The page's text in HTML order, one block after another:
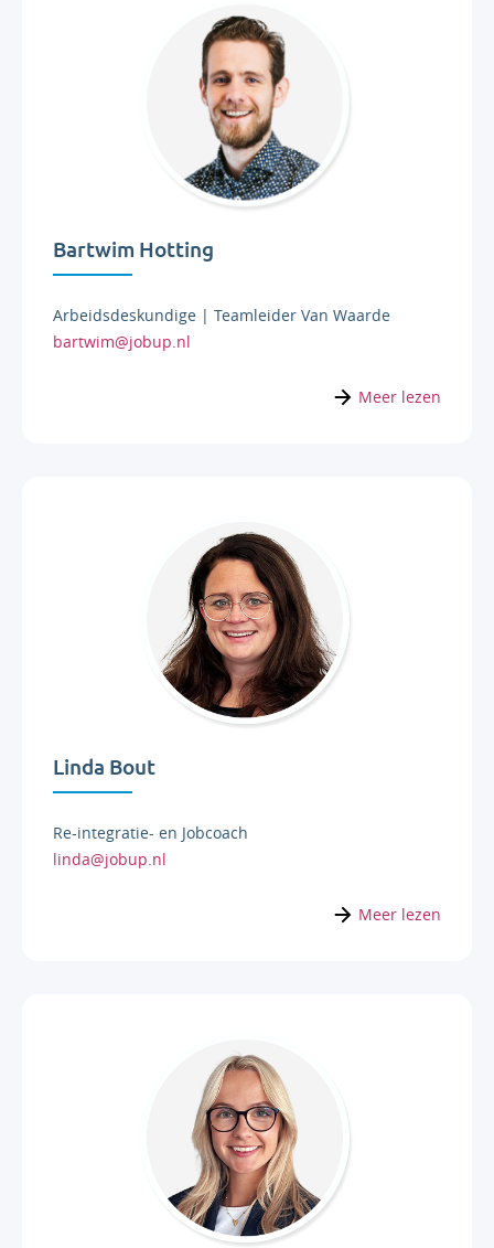
Bartwim Hotting
Arbeidsdeskundige | Teamleider Van Waarde
bartwim@jobup.nl
Meer lezen
Linda Bout
Re-integratie- en Jobcoach
linda@jobup.nl
Meer lezen